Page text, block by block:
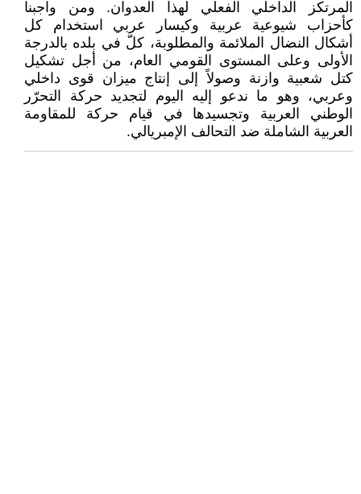
المرتكز الداخلي الفعلي لهذا العدوان. ومن واجبنا
كأحزاب شيوعية عربية وكيسار عربي استخدام كل
أشكال النضال الملائمة والمطلوبة، كلّ في بلده بالدرجة
الأولى وعلى المستوى القومي العام، من أجل تشكيل
كتل شعبية وازنة وصولاً إلى إنتاج ميزان قوى داخلي
وعربي، وهو ما ندعو إليه اليوم لتجديد حركة التحرّر
الوطني العربية وتجسيدها في قيام حركة للمقاومة
العربية الشاملة ضد التحالف الإمبريالي.